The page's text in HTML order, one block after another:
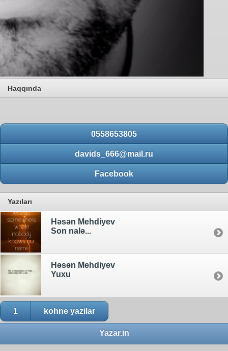
Haqqında
0558653805
davids_666@mail.ru
Facebook
Yazıları
Həsən Mehdiyev
Son nalə...
Həsən Mehdiyev
Yuxu
1 kohne yazilar
Yazar.in